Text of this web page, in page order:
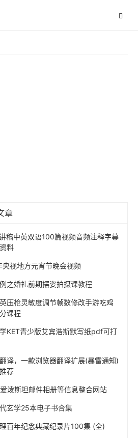
章
稿中英双语100篇视频音频注释字幕
料
央视地方元宵节晚会视频
之婚礼前期摆姿拍摄课教程
压枪灵敏度调节帧数修改手游吃鸡
课程
KET青少版艾宾浩斯默写纸pdf可打
译，一款浏览器翻译扩展(暴雷通知)
荐
泼斯坦邮件相册等信息整合网站
玄学25本电子书合集
百年纪念典藏纪录片100集 (全)